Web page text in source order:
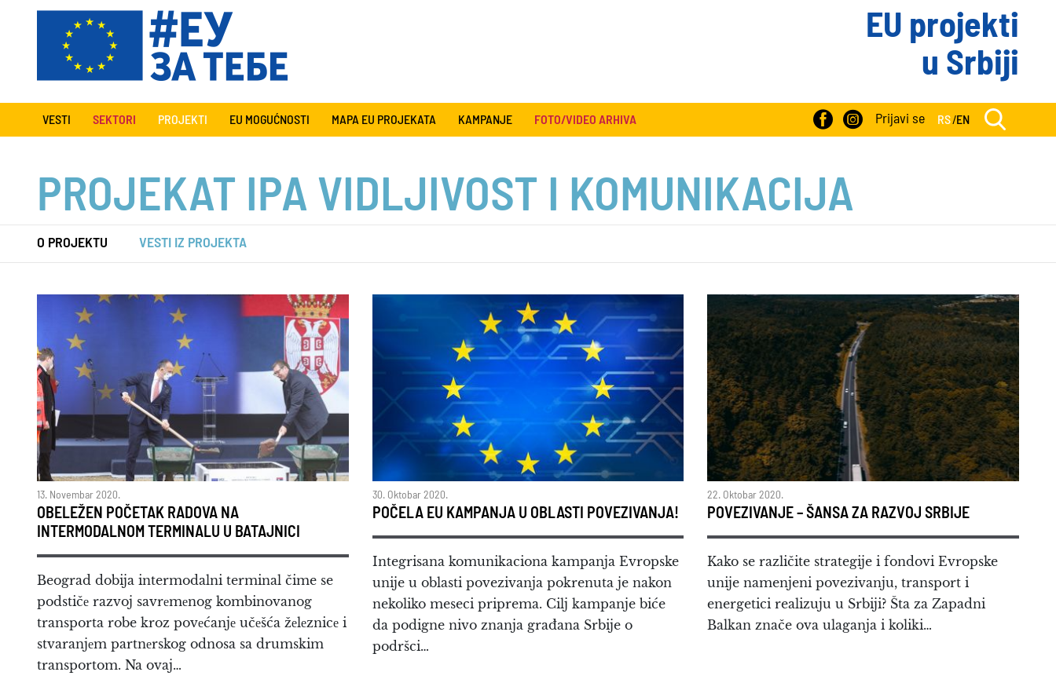
EU projekti
u Srbiji
VESTI SEKTORI PROJEKTI EU MOGUĆNOSTI MAPA EU PROJEKATA KAMPANJE FOTO/VIDEO ARHIVA Prijavi se RS/EN
PROJEKAT IPA VIDLJIVOST I KOMUNIKACIJA
O PROJEKTU VESTI IZ PROJEKTA
13. Novembar 2020.
OBELEŽEN POČETAK RADOVA NA
INTERMODALNOM TERMINALU U BATAJNICI
Beograd dobija intermodalni terminal čime se
podstičе razvoj savrеmеnog kombinovanog
transporta robe kroz povеćanjе učеšća žеlеznicе i
stvaranjеm partnеrskog odnosa sa drumskim
transportom. Na ovaj…
30. Oktobar 2020.
POČELA EU KAMPANJA U OBLASTI POVEZIVANJA!
Integrisana komunikaciona kampanja Evropske
unije u oblasti povezivanja pokrenuta je nakon
nekoliko meseci priprema. Cilj kampanje biće
da podigne nivo znanja građana Srbije o
podršci…
22. Oktobar 2020.
POVEZIVANJE – ŠANSA ZA RAZVOJ SRBIJE
Kako se različite strategije i fondovi Evropske
unije namenjeni povezivanju, transport i
energetici realizuju u Srbiji? Šta za Zapadni
Balkan znače ova ulaganja i koliki…